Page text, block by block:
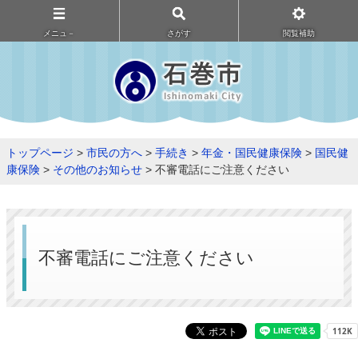
メニュ－ さがす 閲覧補助
トップページ > 市民の方へ > 手続き > 年金・国民健康保険 > 国民健
康保険 > その他のお知らせ > 不審電話にご注意ください
不審電話にご注意ください